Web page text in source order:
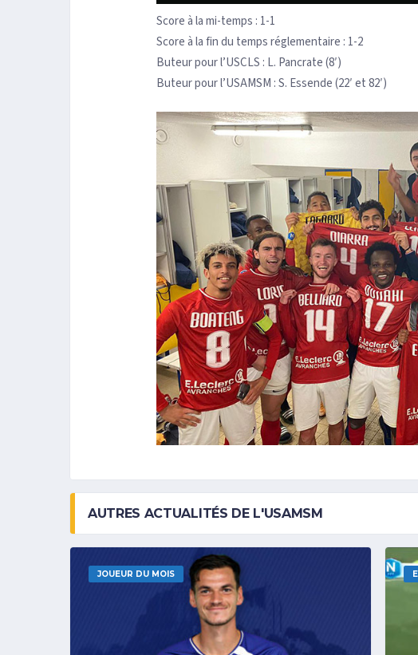
Score à la mi-temps : 1-1
Score à la fin du temps réglementaire : 1-2
Buteur pour l’USCLS : L. Pancrate (8′)
Buteur pour l’USAMSM : S. Essende (22′ et 82′)
AUTRES ACTUALITÉS DE L'USAMSM
JOUEUR DU MOIS